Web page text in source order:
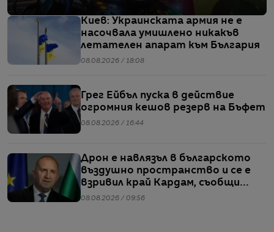
Киев: Украинската армия не е
насочвала умишлено никакъв
летателен апарат към България
08.08.2026 / 18:08
Грег Ейбъл пуска в действие
огромния кешов резерв на Бъфет
08.08.2026 / 16:44
Дрон е навлязъл в българското
въздушно пространство и се е
взривил край Кардам, съобщи
Радев
08.08.2026 / 09:56